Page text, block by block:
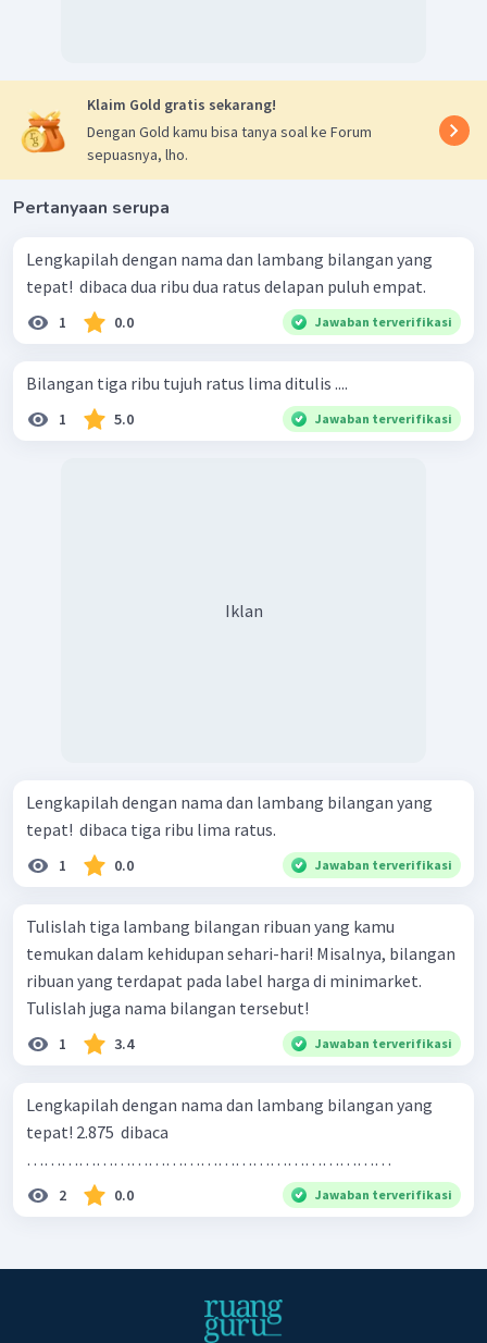
Klaim Gold gratis sekarang!
Dengan Gold kamu bisa tanya soal ke Forum
sepuasnya, lho.
Pertanyaan serupa
Lengkapilah dengan nama dan lambang bilangan yang
tepat! ​ dibaca dua ribu dua ratus delapan puluh empat.
1 0.0 Jawaban terverifikasi
Bilangan tiga ribu tujuh ratus lima ditulis ....
1 5.0 Jawaban terverifikasi
Iklan
Lengkapilah dengan nama dan lambang bilangan yang
tepat! ​ dibaca tiga ribu lima ratus.
1 0.0 Jawaban terverifikasi
Tulislah tiga lambang bilangan ribuan yang kamu
temukan dalam kehidupan sehari-hari! Misalnya, bilangan
ribuan yang terdapat pada label harga di minimarket.
Tulislah juga nama bilangan tersebut!
1 3.4 Jawaban terverifikasi
Lengkapilah dengan nama dan lambang bilangan yang
tepat! 2.875 ​ dibaca
………………………………………………………
2 0.0 Jawaban terverifikasi